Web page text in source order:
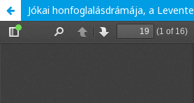
Jókai honfoglalásdrámája, a Levente